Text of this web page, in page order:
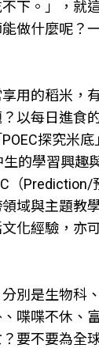
下。」，就
做什麼呢？
用的稻米，
以每日進食
探究米
的學習興趣
（
域與主題教
化經驗，亦
別是生物科
喋喋不休、
要不要為全